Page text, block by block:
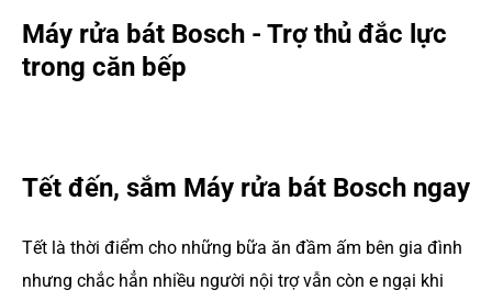
Máy rửa bát Bosch - Trợ thủ đắc lực
trong căn bếp
Tết đến, sắm Máy rửa bát Bosch ngay
Tết là thời điểm cho những bữa ăn đầm ấm bên gia đình
nhưng chắc hẳn nhiều người nội trợ vẫn còn e ngại khi